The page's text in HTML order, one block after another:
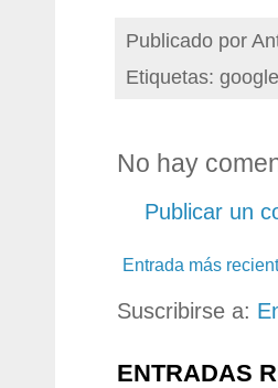
Publicado por
Etiquetas: google
No hay
Publicar un
Entrada más
Suscribirse a:
ENTRADAS